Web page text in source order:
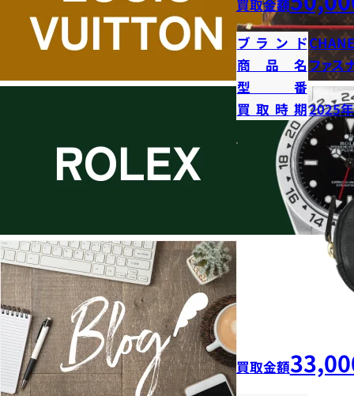
買取金額
ブランド
商品名 ファス
型番
買取時期2025
買取金額